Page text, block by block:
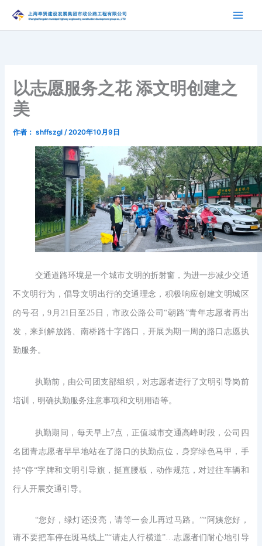
内
以志愿服务之花 添文明创建之
美
作者： shffszgl/2020年10月9日
交通道路环境是一个城市文明的折射窗，为进一步减少交通
不文明行为，倡导文明出行的交通理念，积极响应创建文明城区
的号召，9月21日至25日，市政公路公司“朝路”青年志愿者再出
发，来到解放路、南桥路十字路口，开展为期一周的路口志愿执
勤服务。
执勤前，由公司团支部组织，对志愿者进行了文明引导岗前
培训，明确执勤服务注意事项和文明用语等。
执勤期间，每天早上 7点，正值城市交通高峰时段，公司四
名团青志愿者早早地站在了路口的执勤点位，身穿绿色马甲，手
持“停“字牌和文明引导旗，挺直腰板，动作规范，对过往车辆和
行人开展交通引导。
“您好，绿灯还没亮，请等一会儿再过马路。”“阿姨您好，
请不要把车停在斑马线上”“请走人行横道”…志愿者们耐心地引导